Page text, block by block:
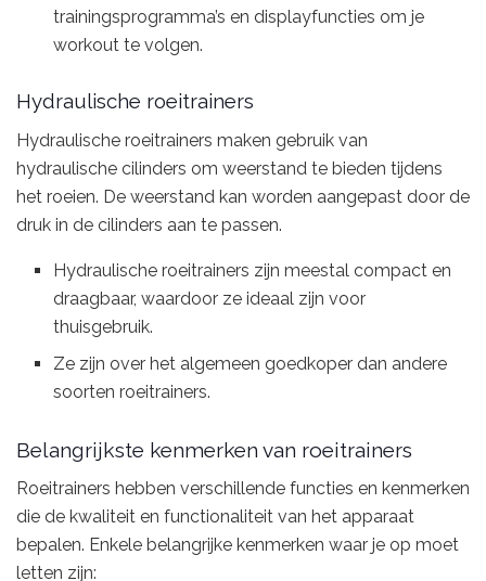
trainingsprogramma’s en displayfuncties om je
workout te volgen.
Hydraulische roeitrainers
Hydraulische roeitrainers maken gebruik van
hydraulische cilinders om weerstand te bieden tijdens
het roeien. De weerstand kan worden aangepast door de
druk in de cilinders aan te passen.
Hydraulische roeitrainers zijn meestal compact en
draagbaar, waardoor ze ideaal zijn voor
thuisgebruik.
Ze zijn over het algemeen goedkoper dan andere
soorten roeitrainers.
Belangrijkste kenmerken van roeitrainers
Roeitrainers hebben verschillende functies en kenmerken
die de kwaliteit en functionaliteit van het apparaat
bepalen. Enkele belangrijke kenmerken waar je op moet
letten zijn: